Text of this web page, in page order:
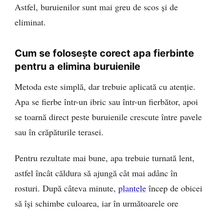
Astfel, buruienilor sunt mai greu de scos și de
eliminat.
Cum se folosește corect apa fierbinte
pentru a elimina buruienile
Metoda este simplă, dar trebuie aplicată cu atenție.
Apa se fierbe într-un ibric sau într-un fierbător, apoi
se toarnă direct peste buruienile crescute între pavele
sau în crăpăturile terasei.
Pentru rezultate mai bune, apa trebuie turnată lent,
astfel încât căldura să ajungă cât mai adânc în
rosturi. După câteva minute, plantele încep de obicei
să își schimbe culoarea, iar în următoarele ore